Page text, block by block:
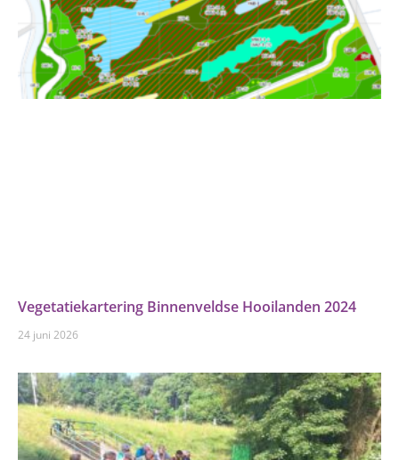
Vegetatiekartering Binnenveldse Hooilanden 2024
24 juni 2026